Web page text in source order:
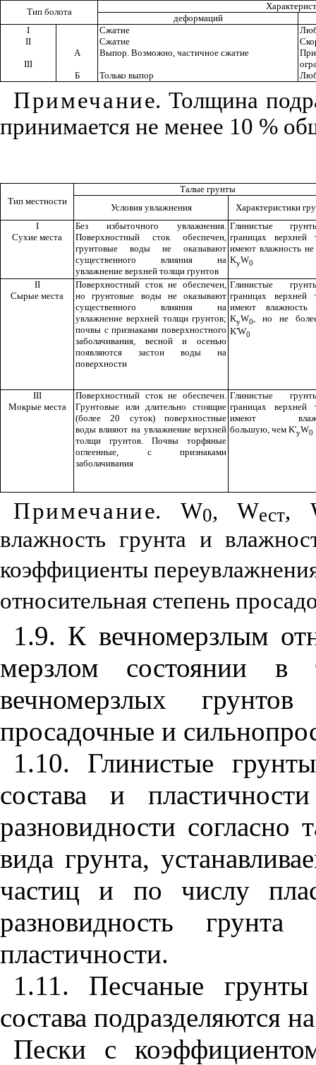
Тип болота
деформаций
I
Сжатие
II
Сжатие
III
А Выпор. Возможно, частичное сжатие
При
Б
Только выпор
Примечание. Толщина
принимается не менее 10 %
Тип местности
Талые грунты
Условия увлажнения
Характеристики гру
I
Сухие места
Без избыточного увлажнения.
Поверхностный сток обеспечен,
грунтовые воды не оказывают
существенного влияния на
увлажнение верхней толщи грунтов
Глинистые
границах верхней
имеют влажность не
KуW0
II
Сырые места
Поверхностный сток не обеспечен,
ногрунтовые воды не оказывают
существенного влиянияна
увлажнение верхней толщи грунтов;
почвы с признаками поверхностного
заболачивания, весной и осенью
появляются застоиводына
поверхности
Глинистые
границах верхней
имеют влажность
KуW0, но не
K'W0
III
Мокрые места
Поверхностный сток не обеспечен.
Грунтовые илидлительно стоящие
(более 20 суток) поверхностные
воды влияют на увлажнение верхней
толщи грунтов. Почвы торфяные
оглеенные,с признаками
заболачивания
Глинистые
границах верхней
имеют
большую, чем K'уW0
Примечание. W0,Wест,
влажность грунта и
коэффициенты переувлажнени
относительная степень прос
1.9. К вечномерзлым
мерзлом состоянии в
вечномерзлых грунтов
просадочные и
1.10. Глинистые
состава и пласти
разновидности согласно
вида грунта,
частиц и по числу
разновидность
пластичности.
1.11. Песчаные грунты
состава подразделяются
Пески с